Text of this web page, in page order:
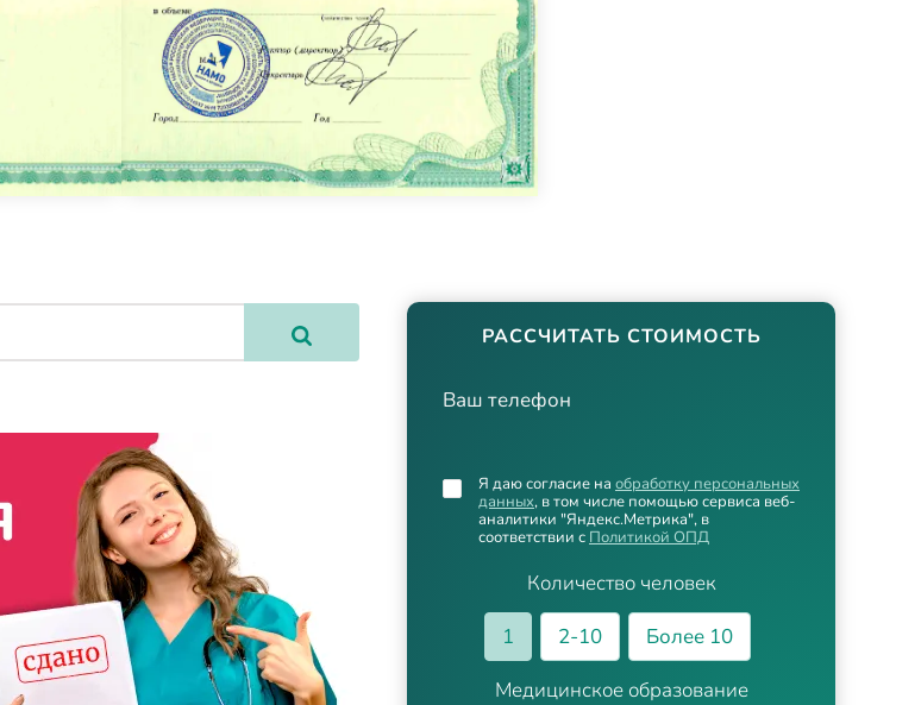
РАССЧИТАТЬ СТОИМОСТЬ
Ваш телефон
Количество человек
1
2-10
Более 10
Медицинское образование
Я даю согласие на обработку персональных
данных, в том числе помощью сервиса веб-
аналитики "Яндекс.Метрика", в
соответствии с Политикой ОПД